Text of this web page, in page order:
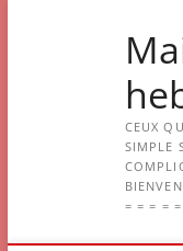
CEUX
SIMPLE
= = = = =